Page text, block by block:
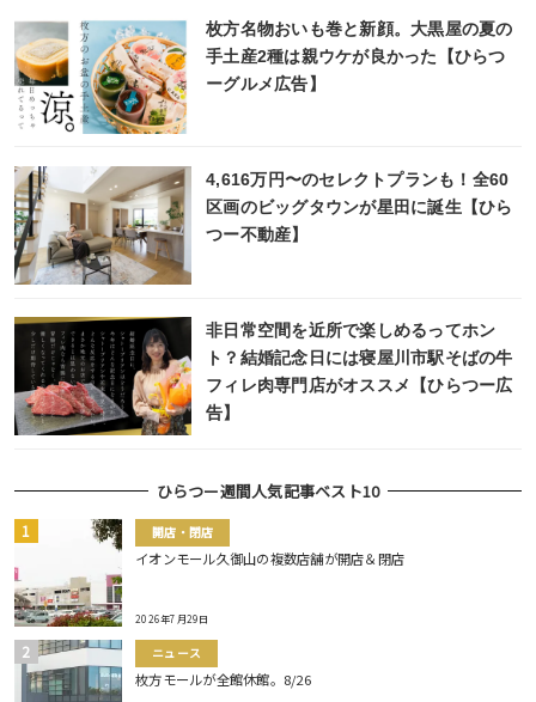
枚方名物おいも巻と新顔。大黒屋の夏の
手土産2種は親ウケが良かった【ひらつ
ーグルメ広告】
4,616万円〜のセレクトプランも！全60
区画のビッグタウンが星田に誕生【ひら
つー不動産】
非日常空間を近所で楽しめるってホン
ト？結婚記念日には寝屋川市駅そばの牛
フィレ肉専門店がオススメ【ひらつー広
告】
ひらつー週間人気記事ベスト10
開店・閉店
イオンモール久御山の複数店舗が開店＆閉店
2026年7月29日
ニュース
枚方モールが全館休館。8/26